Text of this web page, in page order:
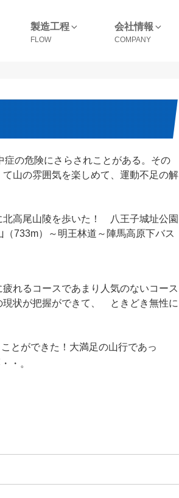
製造工程 会社情報
の危険にさらされことがある。その
山の雰囲気を楽しめて、運動不足の解
北高尾山陵を歩いた！ 八王子城址公園
733m）～明王林道～陣馬高原下バス
れるコースであまり人気のないコース
現状が把握ができて、 ときどき無性に
とができた！大満足の山行であっ
・・。